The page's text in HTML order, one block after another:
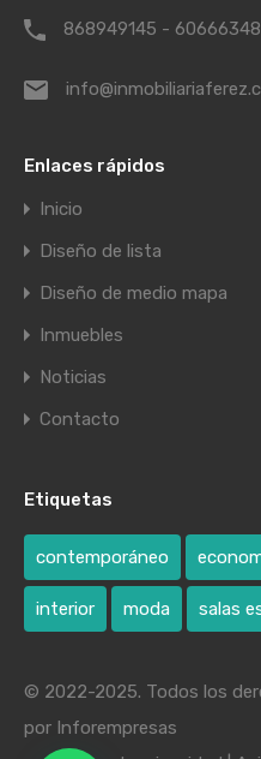
868949145 -
Enlaces rápidos
Inicio
Diseño de lista
Diseño de medio mapa
Inmuebles
Noticias
Contacto
Etiquetas
contemporáneo
interior moda salas
© 2022-2025. Todos los
por Inforempresas